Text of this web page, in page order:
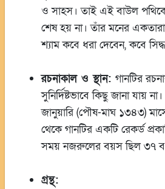
ও সাহস। তাই এই বাউল
শেষ হয় না। তাঁর মনের
শ্যাম কবে ধরা দেবেন, কবে
রচনাকাল ও স্থান: গানটির
সুনির্দিষ্টভাবে কিছু জানা যায় না।
জানুয়ারি (পৌষ-মাঘ ১৩৪৩)
থেকে গানটির একটি রেকর্ড
সময় নজরুলের বয়স ছিল ৩৭
গ্রন্থ: